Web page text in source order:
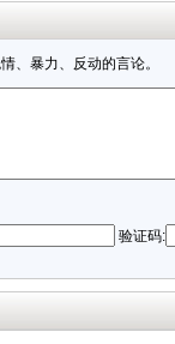
、暴力、反动的言论。
验证码: